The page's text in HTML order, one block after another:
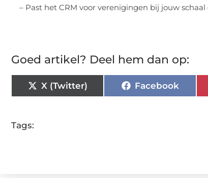
– Past het CRM voor verenigingen bij jouw
Goed artikel? Deel hem dan op:
X (Twitter) Facebook
Tags: